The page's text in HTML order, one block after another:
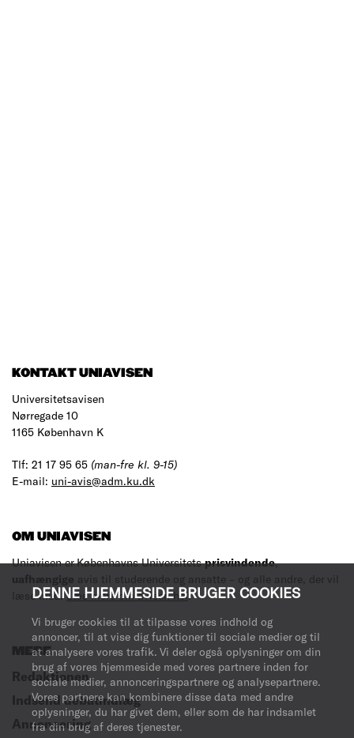
DENNE HJEMMESIDE BRUGER COOKIES
Vi bruger cookies til at tilpasse vores indhold og
annoncer, til at vise dig funktioner til sociale medier og til
at analysere vores trafik. Vi deler også oplysninger om din
brug af vores hjemmeside med vores partnere inden for
sociale medier, annonceringspartnere og analysepartnere.
Vores partnere kan kombinere disse data med andre
oplysninger, du har givet dem, eller som de har indsamlet
fra din brug af deres tjenester.
KONTAKT UNIAVISEN
Universitetsavisen
Nørregade 10
1165 København K
Tlf: 21 17 95 65 (man-fre kl. 9-15)
E-mail: uni-avis@adm.ku.dk
OM UNIAVISEN
Uniavisen er Københavns Universitetsprisvindende,
uafhængige avis til studerende og ansatte – og alle andre, der vil
læse med.Læs mere om avisen her.
MERE
Redaktionen
Indsend debatindlæg
Annoncering